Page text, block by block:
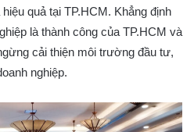
quả tại TP.HCM. Khẳng định
là thành công của TP.HCM và
cải thiện môi trường đầu tư,
nghiệp.